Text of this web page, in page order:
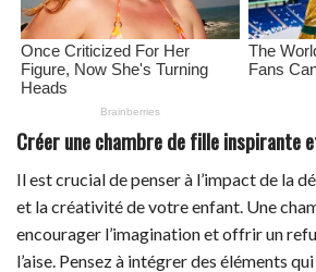
Créer une chambre de fille inspirante
Il est crucial de penser à l’impact de la
et la créativité de votre enfant. Une
encourager l’imagination et offrir un
l’aise. Pensez à intégrer des éléments